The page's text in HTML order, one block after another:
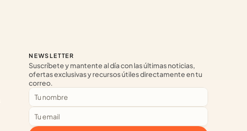
NEWSLETTER
Suscríbete y mantente al día con las últimas noticias,
ofertas exclusivas y recursos útiles directamente en tu
correo.